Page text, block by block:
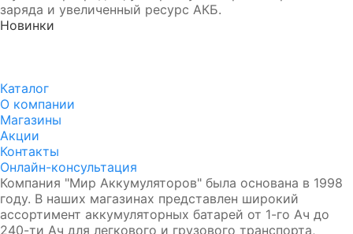
заряда и увеличенный ресурс АКБ.
Новинки
Каталог
О компании
Магазины
Акции
Контакты
Онлайн-консультация
Компания "Мир Аккумуляторов" была основана в 1998
году. В наших магазинах представлен широкий
ассортимент аккумуляторных батарей от 1-го Ач до
240-ти Ач для легкового и грузового транспорта,